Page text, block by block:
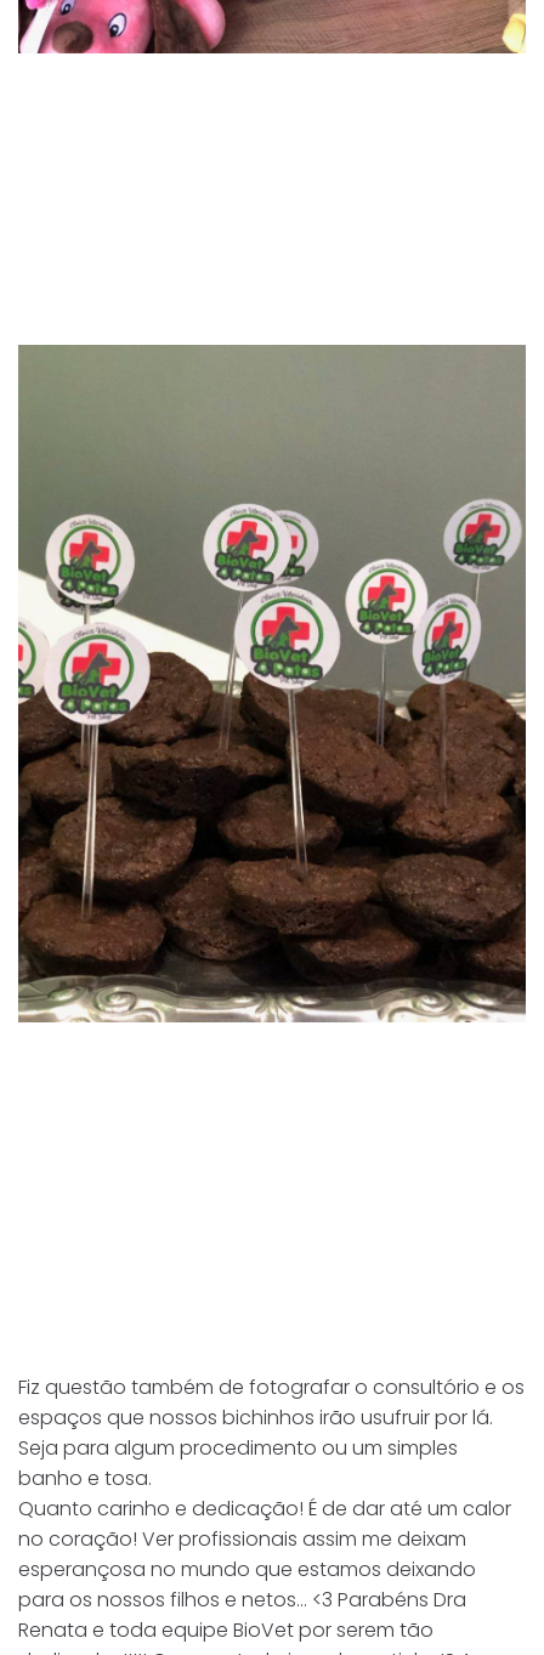
Fiz questão também de fotografar o consultório e os
espaços que nossos bichinhos irão usufruir por lá.
Seja para algum procedimento ou um simples
banho e tosa.
Quanto carinho e dedicação! É de dar até um calor
no coração! Ver profissionais assim me deixam
esperançosa no mundo que estamos deixando
para os nossos filhos e netos… <3 Parabéns Dra
Renata e toda equipe BioVet por serem tão